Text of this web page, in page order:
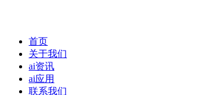
首页
关于我们
ai资讯
ai应用
联系我们